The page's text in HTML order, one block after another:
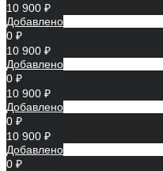
10 900 ₽
Добавлено
0 ₽
10 900 ₽
Добавлено
0 ₽
10 900 ₽
Добавлено
0 ₽
10 900 ₽
Добавлено
0 ₽